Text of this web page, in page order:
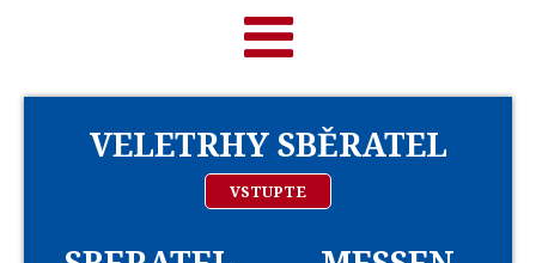
VELETRHY SBĚRATEL
VSTUPTE